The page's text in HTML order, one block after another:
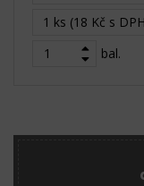
1 ks (18 Kč s
bal.